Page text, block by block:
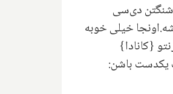
دی‌سی
سنتر، که اول آگست ۲۰۱۷ در نت‌فلیکس ارائه می‌شه.اونجا خیلی خوبه
{کانادا}
یکدست باشن: